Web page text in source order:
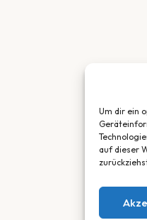
Um dir ein
auf dieser